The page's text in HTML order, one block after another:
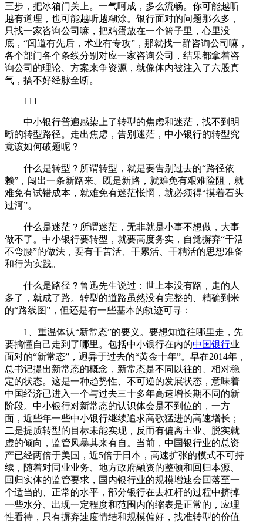
三步，把冰箱门关上。一气呵成，多么流畅。你可能越听
越有道理，也可能越听越糊涂。银行面对的问题那么多，
只找一家咨询公司嘛，把鸡蛋放在一个篮子里，心里没
底，“闻道有先后，术业有专攻”，那就找一群咨询公司嘛，
各个部门各个条线分别对应一家咨询公司，结果都拿着咨
询公司的理论、方案来争资源，就像体内被注入了六股真
气，搞不好经脉全断。
111
中小银行普遍感染上了转型的焦虑和迷茫，找不到明
晰的转型路径。走出焦虑，告别迷茫，中小银行的转型究
竟该如何破题呢？
什么是转型？所谓转型，就是要告别过去的“路径依
赖”，闯出一条新路来。既是新路，就难免有艰难险阻，就
难免有试错成本，就难免有迷茫怅惘，就必须得“摸着石头
过河”。
什么是迷茫？所谓迷茫，无非就是小事不想做，大事
做不了。中小银行要转型，就要高度务实，自觉摒弃“干活
不弯腰”的做法，要有干苦活、干累活、干精活的思想准备
和行为实践。
什么是路径？鲁迅先生说过：世上本没有路，走的人
多了，就成了路。转型的道路虽然没有完整的、精确到米
的“路线图”，但还是有一些基本的轨迹可寻：
1、重温体认“新常态”的要义。要想知道往哪里走，先
要搞懂自己走到了哪里。包括中小银行在内的中国银行业
面对的“新常态”，迥异于过去的“黄金十年”。早在2014年，
总书记提出新常态的概念，新常态是不同以往的、相对稳
定的状态。这是一种趋势性、不可逆的发展状态，意味着
中国经济已进入一个与过去三十多年高速增长期不同的新
阶段。中小银行对新常态的认识体会是不到位的，一方
面，近些年一些中小银行继续追求高歌猛进的高速增长；
二是提质转型的目标未能实现，反而有偏离主业、脱实就
虚的倾向，监管风暴其来有自。当前，中国银行业的总资
产已经两倍于美国，近5倍于日本，高速扩张的模式不可持
续，随着对同业业务、地方政府融资的整顿和回归本源、
回归实体的监管要求，国内银行业的规模增速会回落至一
个适当的、正常的水平，部分银行在去杠杆的过程中挤掉
一些水分、出现一定程度和范围内的缩表是正常的，应理
性看待，只有摒弃速度情结和规模偏好，找准转型的价值